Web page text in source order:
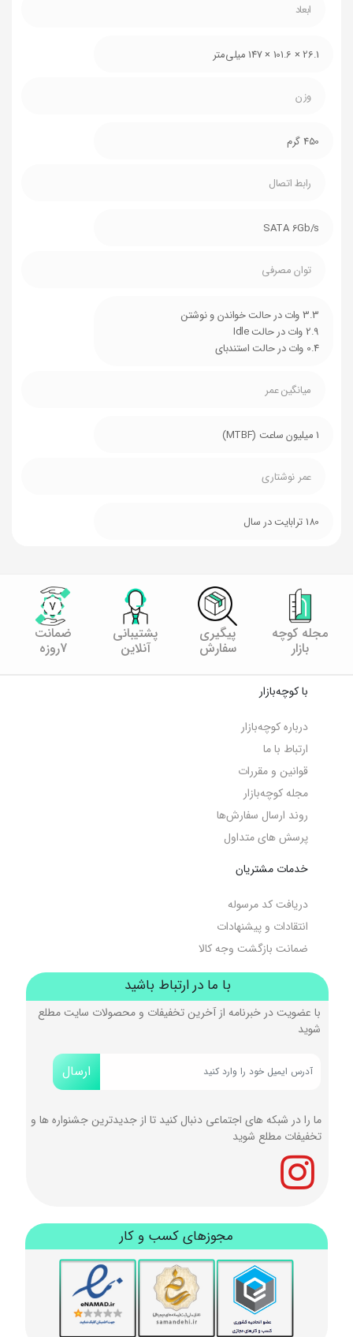
ابعاد
26.1 × 101.6 × 147 میلی‌متر
وزن
450 گرم
رابط اتصال
SATA 6Gb/s
توان مصرفی
3.3 وات در حالت خواندن و نوشتن
2.9 وات در حالت Idle
0.4 وات در حالت استندبای
میانگین عمر
1 میلیون ساعت (MTBF)
عمر نوشتاری
180 ترابایت در سال
مجله کوچه
بازار
پیگیری
سفارش
پشتیبانی
آنلاین
ضمانت
7روزه
با کوچه‌بازار
درباره کوچه‌بازار
ارتباط با ما
قوانین و مقررات
مجله کوچه‌‌بازار
روند ارسال سفارش‌ها
پرسش های متداول
خدمات مشتریان
دریافت کد مرسوله
انتقادات و پیشنهادات
ضمانت بازگشت وجه کالا
با ما در ارتباط باشید
با عضویت در خبرنامه از آخرین تخفیفات و محصولات سایت مطلع
شوید
ارسال
ما را در شبکه های اجتماعی دنبال کنید تا از جدیدترین جشنواره ها و
تخفیفات مطلع شوید
مجوزهای کسب و کار